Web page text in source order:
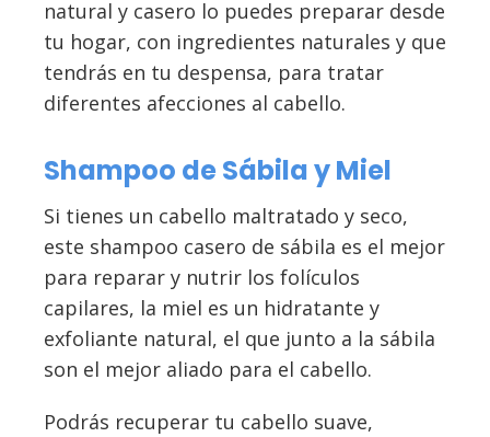
natural y casero lo puedes preparar desde
tu hogar, con ingredientes naturales y que
tendrás en tu despensa, para tratar
diferentes afecciones al cabello.
Shampoo de Sábila y Miel
Si tienes un cabello maltratado y seco,
este shampoo casero de sábila es el mejor
para reparar y nutrir los folículos
capilares, la miel es un hidratante y
exfoliante natural, el que junto a la sábila
son el mejor aliado para el cabello.
Podrás recuperar tu cabello suave,